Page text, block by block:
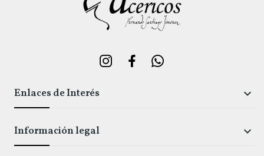
Enlaces de Interés 
Información legal 